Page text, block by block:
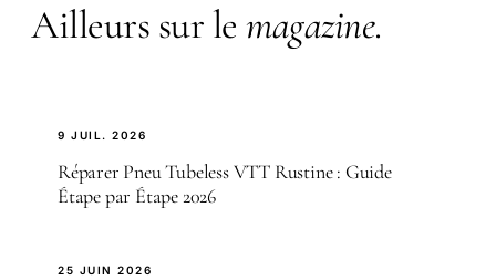
Ailleurs sur le magazine.
9 JUIL. 2026
Réparer Pneu Tubeless VTT Rustine : Guide
Étape par Étape 2026
25 JUIN 2026